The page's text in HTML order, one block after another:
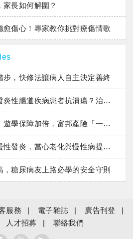
長如何解圍？
愈傷心！專家教你挑對療傷情歌
步，快修法讓病人自主決定善終
病患者抗潰瘍？治療進展與健保給付困境一次看
富邦產險「一期逐夢」專案加碼遠距醫療與緊急救援
炎，當心老化與慢性病提早報到
，糖尿病友上路必學的安全守則
服務 電子雜誌
廣告刊登
人才招募 聯絡我們